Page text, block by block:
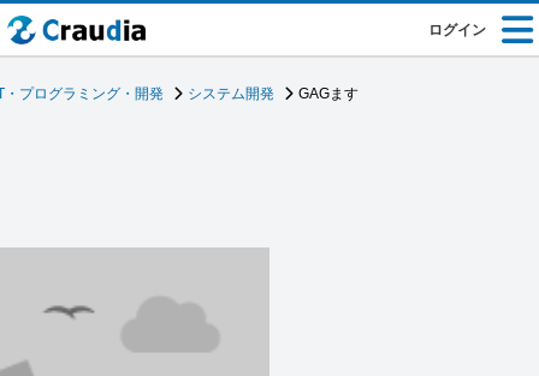
ログイン
・プログラミング・開発 システム開発 GAGます